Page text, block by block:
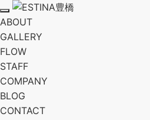
T
o
g
g
l
n
a
v
i
a
ABOUT
GALLERY
FLOW
STAFF
COMPANY
BLOG
CONTACT